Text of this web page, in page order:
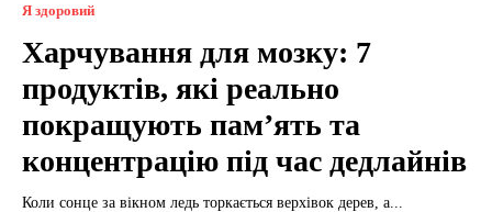
Я здоровий
Харчування для мозку: 7
продуктів, які реально
покращують пам’ять та
концентрацію під час дедлайнів
Коли сонце за вікном ледь торкається верхівок дерев, а...